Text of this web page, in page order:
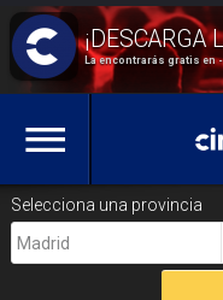
La encontrarás gratis en
Selecciona una provincia
Madrid